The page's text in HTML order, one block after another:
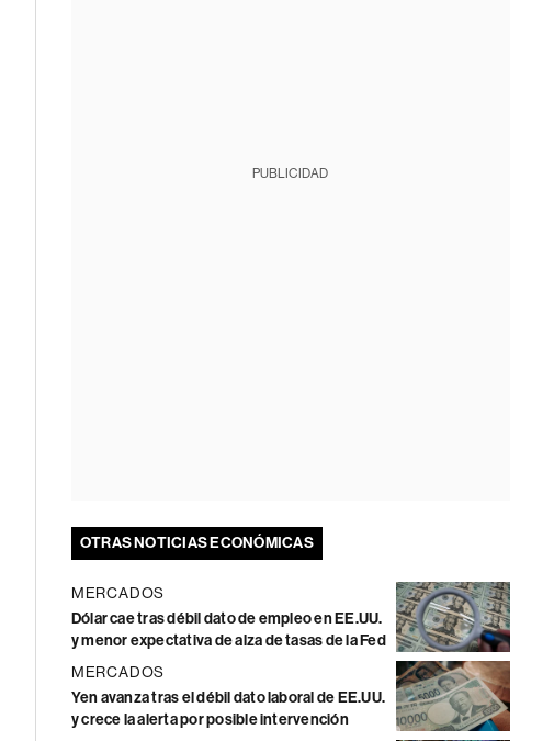
PUBLICIDAD
OTRAS NOTICIAS ECONÓMICAS
MERCADOS
Dólar cae tras débil dato de empleo en EE.UU.
y menor expectativa de alza de tasas de la Fed
MERCADOS
Yen avanza tras el débil dato laboral de EE.UU.
y crece la alerta por posible intervención